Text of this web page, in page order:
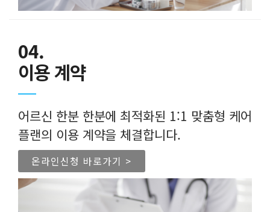
04.
이용 계약
어르신 한분 한분에 최적화된 1:1 맞춤형 케어
플랜의 이용 계약을 체결합니다.
온라인신청 바로가기 >